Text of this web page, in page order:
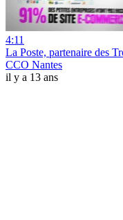
4:11
La Poste, partenaire des
CCO Nantes
il y a 13 ans